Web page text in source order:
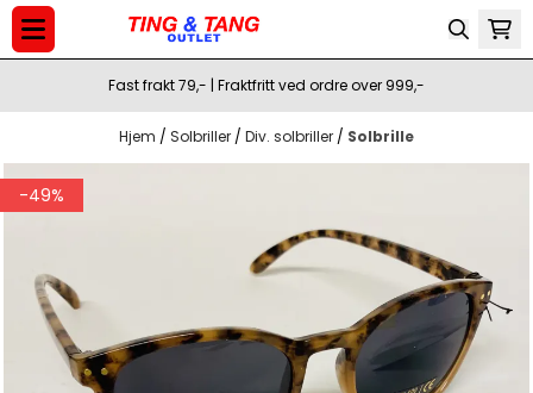
Hopp til innhold
Fast frakt 79,- | Fraktfritt ved ordre over 999,-
Hjem / Solbriller / Div. solbriller / Solbrille
-49%